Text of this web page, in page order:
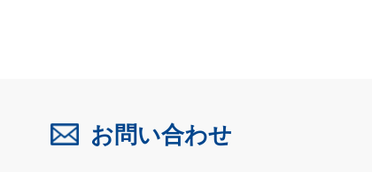
お問い合わせ